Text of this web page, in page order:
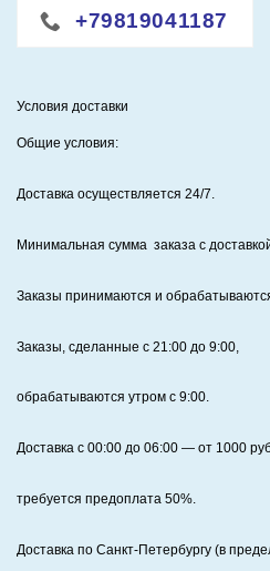
+79819041187
Условия доставки
Общие условия:
Доставка осуществляется 24/7.
Минимальная сумма заказа с
Заказы принимаются и
Заказы, сделанные с 21:00 до 9:00,
обрабатываются утром с 9:00.
Доставка с 00:00 до 06:00 — от 1000
требуется предоплата 50%.
Доставка по Санкт‑Петербургу (в